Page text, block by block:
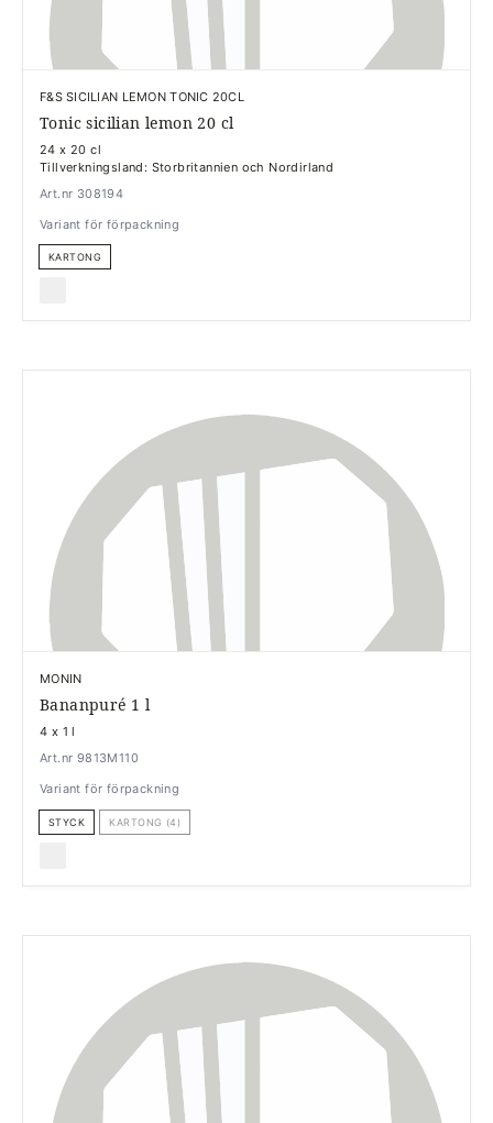
F&S SICILIAN LEMON TONIC 20CL
Tonic sicilian lemon 20 cl
24 x 20 cl
Tillverkningsland: Storbritannien och Nordirland
Art.nr 308194
Variant för förpackning
KARTONG
MONIN
Bananpuré 1 l
4 x 1 l
Art.nr 9813M110
Variant för förpackning
STYCK KARTONG (4)